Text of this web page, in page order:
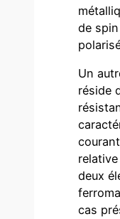
de
Un
réside
deux
cas